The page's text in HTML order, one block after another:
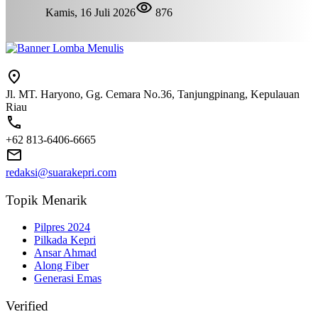
Kamis, 16 Juli 2026
876
Jl. MT. Haryono, Gg. Cemara No.36, Tanjungpinang, Kepulauan
Riau
+62 813-6406-6665
redaksi@suarakepri.com
Topik Menarik
Pilpres 2024
Pilkada Kepri
Ansar Ahmad
Along Fiber
Generasi Emas
Verified